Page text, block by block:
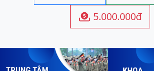
 5.000.000đ